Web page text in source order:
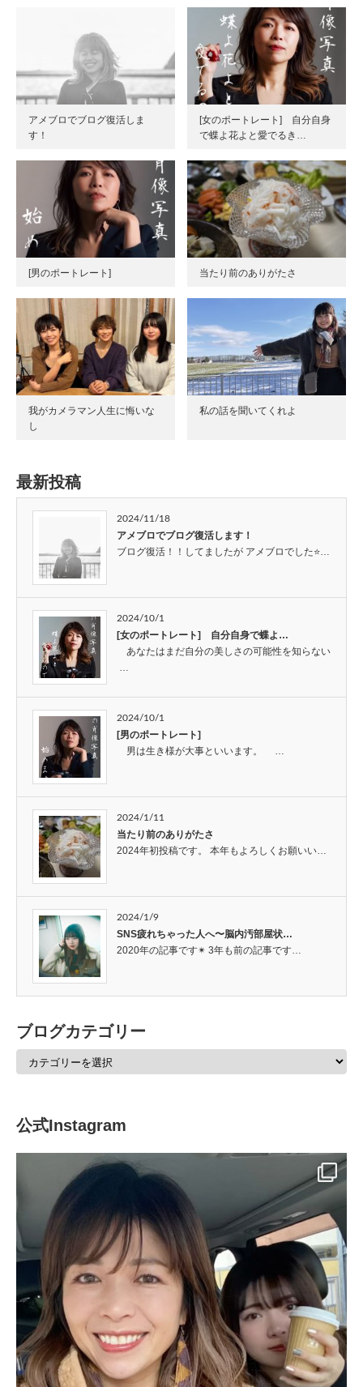
アメブロでブログ復活しま
す！
[女のポートレート] 自分自身
で蝶よ花よと愛でるき…
[男のポートレート] 当たり前のありがたさ
我がカメラマン人生に悔いな
し
私の話を聞いてくれよ
最新投稿
2024/11/18
アメブロでブログ復活します！
ブログ復活！！してましたが アメブロでした⭐…
2024/10/1
[女のポートレート] 自分自身で蝶よ…
あなたはまだ自分の美しさの可能性を知らない
…
2024/10/1
[男のポートレート]
男は生き様が大事といいます。 …
2024/1/11
当たり前のありがたさ
2024年初投稿です。 本年もよろしくお願いい…
2024/1/9
SNS疲れちゃった人へ〜脳内汚部屋状…
2020年の記事です✴︎ 3年も前の記事です…
ブログカテゴリー
公式Instagram